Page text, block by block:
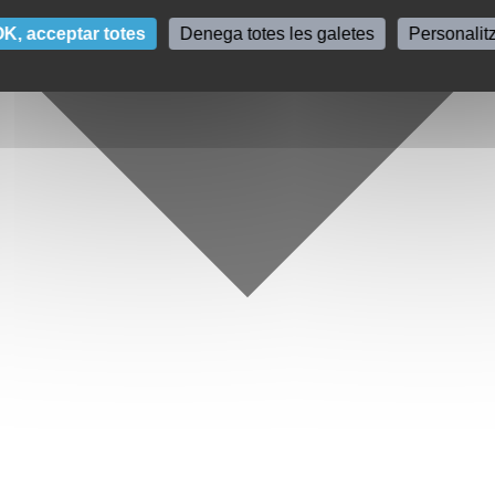
acceptar totes Denega totes les galetes